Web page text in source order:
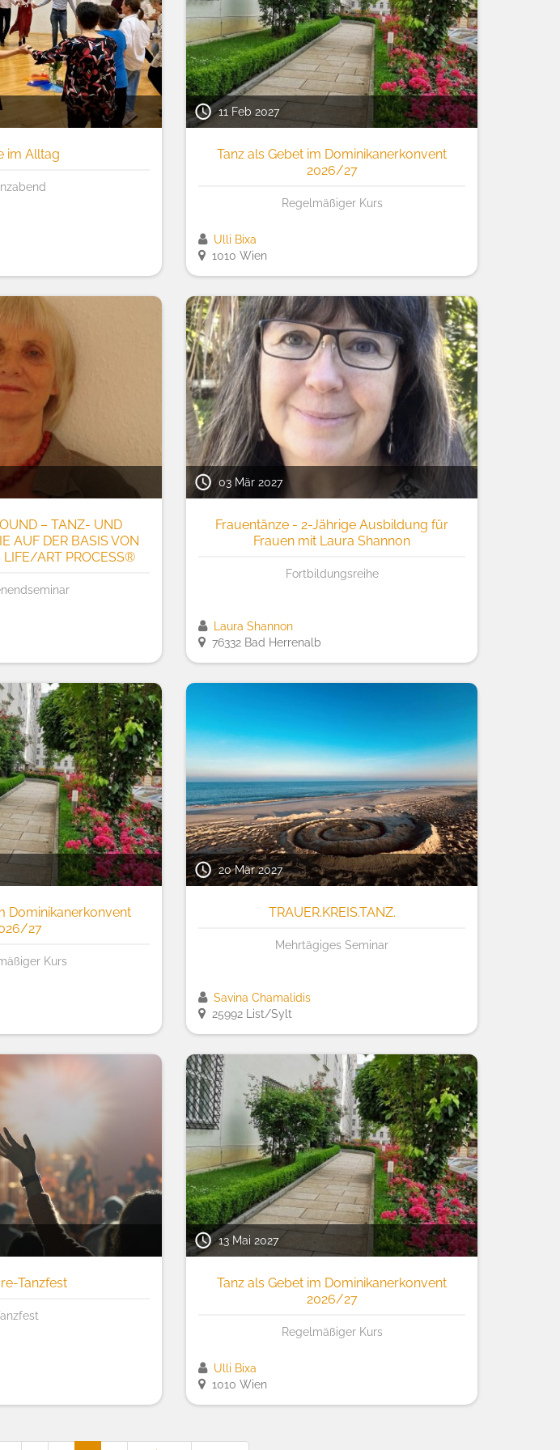
im Alltag
11 Feb 2027
Tanz als Gebet im Dominikanerkonvent
2026/27
Regelmäßiger Kurs
Ulli Bixa
1010 Wien
– TANZ- UND
AUF DER BASIS VON
ART PROCESS®
03 Mär 2027
Frauentänze - 2-Jährige Ausbildung für
Frauen mit Laura Shannon
Fortbildungsreihe
Laura Shannon
76332 Bad Herrenalb
Dominikanerkonvent
27
Kurs
20 Mär 2027
TRAUER.KREIS.TANZ.
Mehrtägiges Seminar
Savina Chamalidis
25992 List/Sylt
Tanzfest
13 Mai 2027
Tanz als Gebet im Dominikanerkonvent
2026/27
Regelmäßiger Kurs
Ulli Bixa
1010 Wien